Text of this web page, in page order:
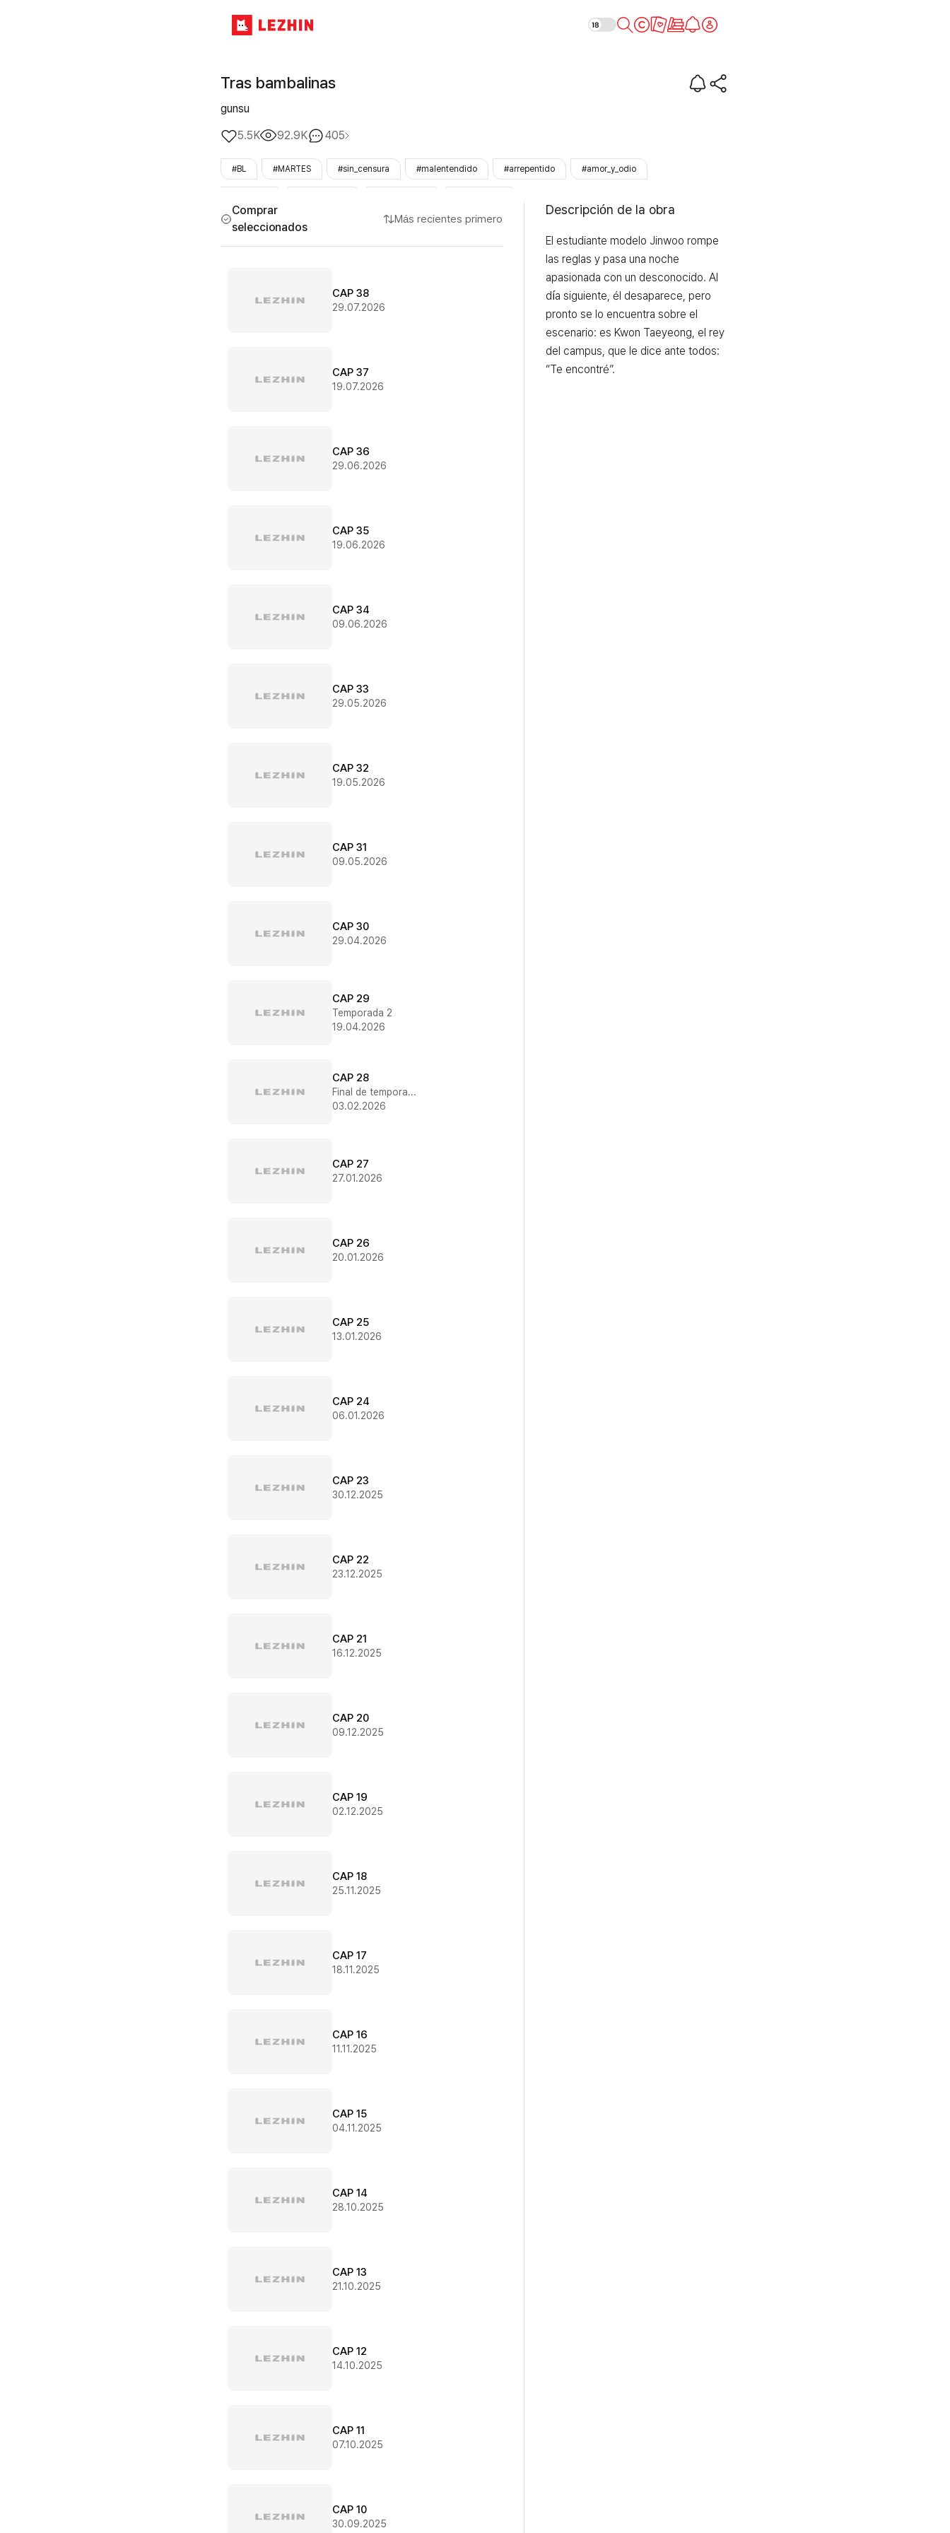
Tras bambalinas
Tras bambalinas
gunsu
5.5K
92.9K 405
#BL #MARTES #sin_censura #malentendido #arrepentido #amor_y_odio
Comprar
seleccionados
Más recientes primero
CAP 38
29.07.2026
CAP 37
19.07.2026
CAP 36
29.06.2026
CAP 35
19.06.2026
CAP 34
09.06.2026
CAP 33
29.05.2026
CAP 32
19.05.2026
CAP 31
09.05.2026
CAP 30
29.04.2026
CAP 29
Temporada 2
19.04.2026
CAP 28
Final de temporada 1
03.02.2026
CAP 27
27.01.2026
CAP 26
20.01.2026
CAP 25
13.01.2026
CAP 24
06.01.2026
CAP 23
30.12.2025
CAP 22
23.12.2025
CAP 21
16.12.2025
CAP 20
09.12.2025
CAP 19
02.12.2025
CAP 18
25.11.2025
CAP 17
18.11.2025
CAP 16
11.11.2025
CAP 15
04.11.2025
CAP 14
28.10.2025
CAP 13
21.10.2025
CAP 12
14.10.2025
CAP 11
07.10.2025
CAP 10
30.09.2025
Descripción de la obra
El estudiante modelo Jinwoo rompe
las reglas y pasa una noche
apasionada con un desconocido. Al
día siguiente, él desaparece, pero
pronto se lo encuentra sobre el
escenario: es Kwon Taeyeong, el rey
del campus, que le dice ante todos:
“Te encontré”.